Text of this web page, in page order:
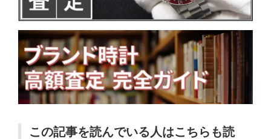
この記事を読んでいる人はこちらも読